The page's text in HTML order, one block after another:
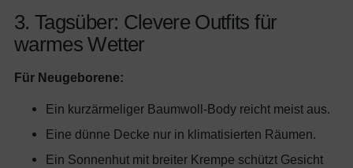
3. Tagsüber: Clevere Outfits für
warmes Wetter
Für Neugeborene:
Ein kurzärmeliger Baumwoll-Body reicht meist aus.
Eine dünne Decke nur in klimatisierten Räumen.
Ein Sonnenhut mit breiter Krempe schützt Gesicht